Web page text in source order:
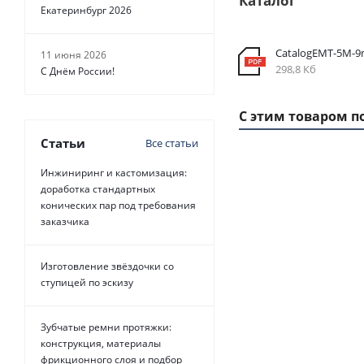
CatalogEMT-5М-
298,8 Кб
С этим товаром
Екатеринбург 2026
11 июня 2026
С Днём России!
Статьи Все статьи
Инжиниринг и кастомизация:
доработка стандартных
конических пар под требования
заказчика
Изготовление звёздочки со
ступицей по эскизу
Зубчатые ремни протяжки:
конструкция, материалы
фрикционного слоя и подбор